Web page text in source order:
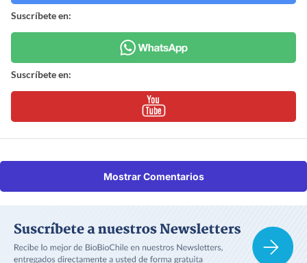
Suscríbete en:
Suscríbete en:
Mostrar Comentarios